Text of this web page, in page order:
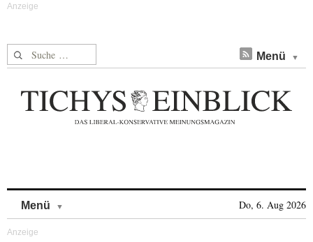
Suche nach: Menü
Menü Do, 6. Aug 2026